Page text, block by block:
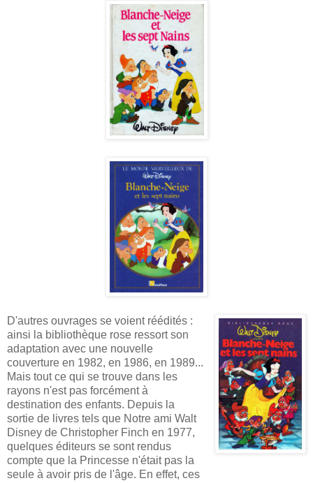
D'autres ouvrages se voient réédités :
ainsi la bibliothèque rose ressort son
adaptation avec une nouvelle
couverture en 1982, en 1986, en 1989...
Mais tout ce qui se trouve dans les
rayons n'est pas forcément à
destination des enfants. Depuis la
sortie de livres tels que Notre ami Walt
Disney de Christopher Finch en 1977,
quelques éditeurs se sont rendus
compte que la Princesse n'était pas la
seule à avoir pris de l'âge. En effet, ces